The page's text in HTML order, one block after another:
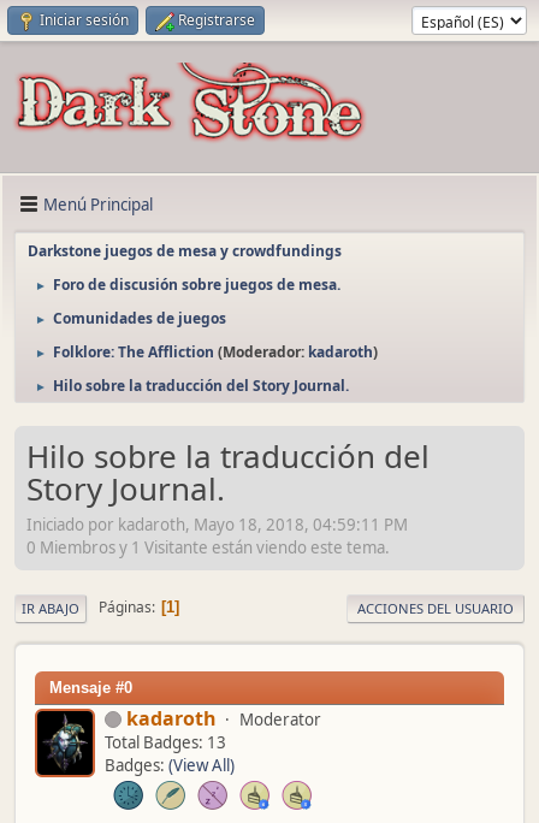
Iniciar sesión Registrarse
Menú Principal
Darkstone juegos de mesa y crowdfundings
► Foro de discusión sobre juegos de mesa.
► Comunidades de juegos
► Folklore: The Affliction (Moderador: kadaroth)
► Hilo sobre la traducción del Story Journal.
Hilo sobre la traducción del
Story Journal.
Iniciado por kadaroth, Mayo 18, 2018, 04:59:11 PM
0 Miembros y 1 Visitante están viendo este tema.
IR ABAJO Páginas 1 ACCIONES DEL USUARIO
Mensaje #0
kadaroth
Moderator
Total Badges: 13
Badges: (View All)